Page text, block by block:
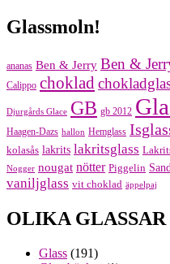
Glassmoln!
ananas Ben & Jerry Ben &
Calippo choklad
Djurgårds Glace GB gb 2012
Haagen-Dazs hallon Hemglass
kolasås lakrits lakritsglass
Nogger nougat nötter Piggelin
vaniljglass vit choklad äppelpaj
OLIKA GLASSAR
Glass (191)